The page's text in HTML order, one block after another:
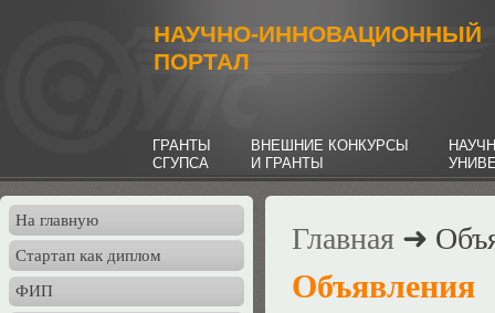
НАУЧНО-ИННОВАЦИОННЫЙ
ПОРТАЛ
ГРАНТЫ
СГУПСА
ВНЕШНИЕ КОНКУРСЫ
И ГРАНТЫ
На главную
Стартап как диплом
ФИП
Главная ➜
Объявления